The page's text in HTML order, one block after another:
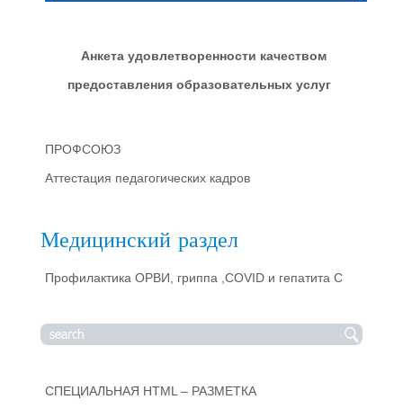
Анкета удовлетворенности качеством
предоставления образовательных услуг
ПРОФСОЮЗ
Аттестация педагогических кадров
Медицинский раздел
Профилактика ОРВИ, гриппа ,COVID и гепатита С
СПЕЦИАЛЬНАЯ HTML – РАЗМЕТКА